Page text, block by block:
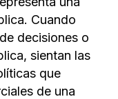
Cuando
decisiones o
sientan las
que
de una